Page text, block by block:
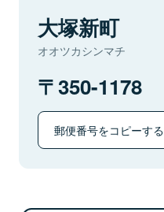
大塚新町
オオツカシンマチ
350-1178
郵便番号をコピーする